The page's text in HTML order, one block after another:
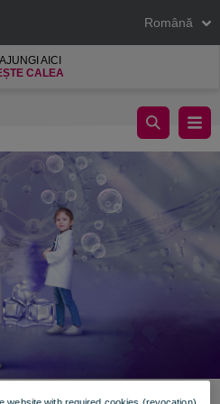
Română
AICI
CALEA